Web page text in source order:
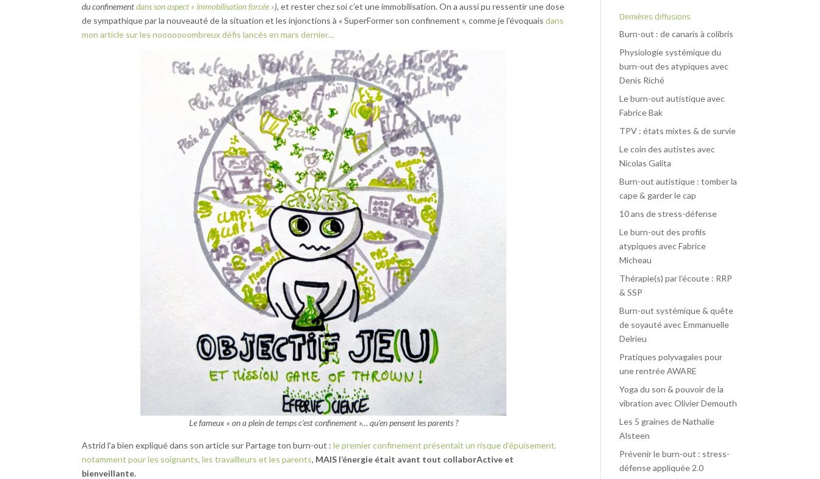
du confinementdans son aspect « immobilisation forcée »), et rester chez soi c’et une immobilisation. On a aussi pu ressentir une dose
de sympathique par la nouveauté de la situation et les injonctions à « SuperFormer son confinement », comme je l’évoquaisdans
mon article sur les nooooooombreux défis lancés en mars dernier…
Le fameux « on a plein de temps c’est confinement »… qu’en pensent les parents ?
Astrid l’a bien expliqué dans son article sur Partage ton burn-out : le premier confinement présentait un risque d’épuisement,
notamment pour les soignants, les travailleurs et les parents, MAIS l’énergie était avant tout collaborActive et
bienveillante.
Dernières diffusions
Burn-out : de canaris à colibris
Physiologie systémique du
burn-out des atypiques avec
Denis Riché
Le burn-out autistique avec
Fabrice Bak
TPV : états mixtes & de survie
Le coin des autistes avec
Nicolas Galita
Burn-out autistique : tomber la
cape & garder le cap
10 ans de stress-défense
Le burn-out des profils
atypiques avec Fabrice
Micheau
Thérapie(s) par l’écoute : RRP
& SSP
Burn-out systémique & quête
de soyauté avec Emmanuelle
Delrieu
Pratiques polyvagales pour
une rentrée AWARE
Yoga du son & pouvoir de la
vibration avec Olivier Demouth
Les 5 graines de Nathalie
Alsteen
Prévenir le burn-out : stress-
défense appliquée 2.0